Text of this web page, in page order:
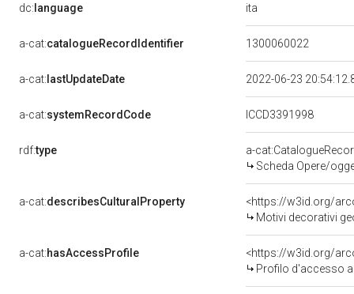
dc: language ita
a-cat:catalogueRecordIdentifier 1300060022
a-cat: lastUpdateDate 2022-06-23
a-cat:systemRecordCode ICCD3391998
rdf:type
a-
Scheda Opere/
a-cat:describesCulturalProperty
<https://w3id.org/
Motivi decorativi
a-cat:hasAccessProfile
<https://w3id.org/
Profilo d'accesso